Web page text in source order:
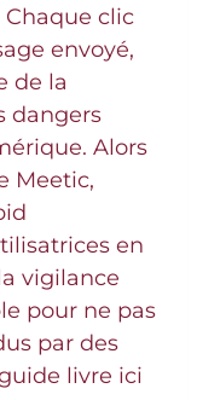
clic
envoyé,
de la
dangers
Alors
Meetic,
en
vigilance
pour ne pas
par des
livre ici